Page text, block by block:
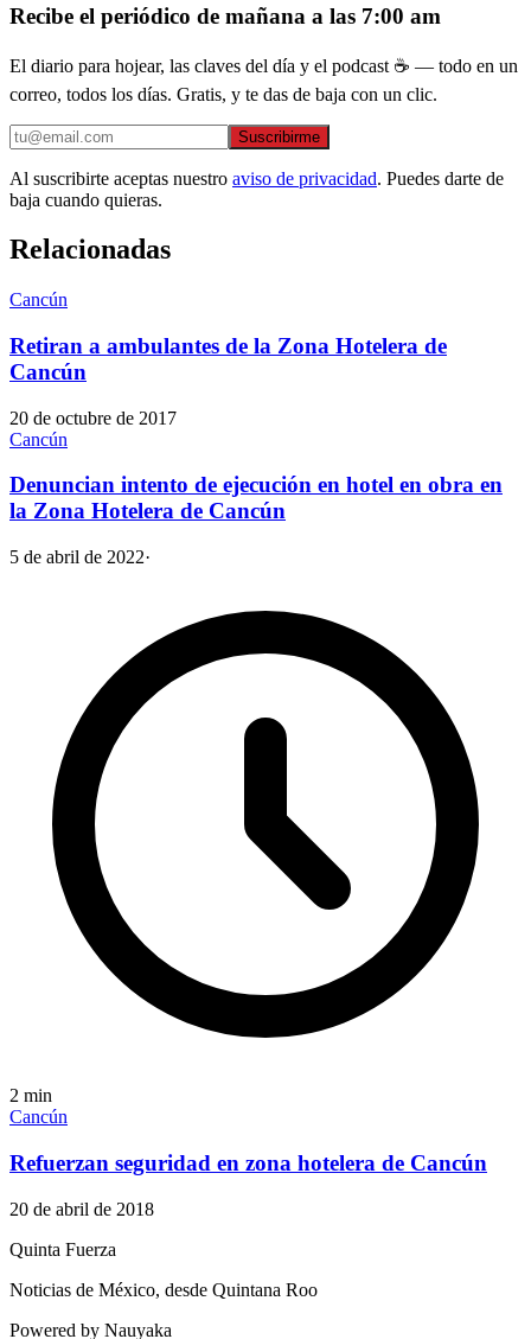
Recibe el periódico de mañana a las 7:00 am
El diario para hojear, las claves del día y el podcast ☕ — todo en un
correo, todos los días. Gratis, y te das de baja con un clic.
Suscribirme
Al suscribirte aceptas nuestro aviso de privacidad. Puedes darte de
baja cuando quieras.
Relacionadas
Cancún
Retiran a ambulantes de la Zona Hotelera de
Cancún
20 de octubre de 2017
Cancún
Denuncian intento de ejecución en hotel en obra en
la Zona Hotelera de Cancún
5 de abril de 2022·
2 min
Cancún
Refuerzan seguridad en zona hotelera de Cancún
20 de abril de 2018
Quinta Fuerza
Noticias de México, desde Quintana Roo
Powered by Nauyaka